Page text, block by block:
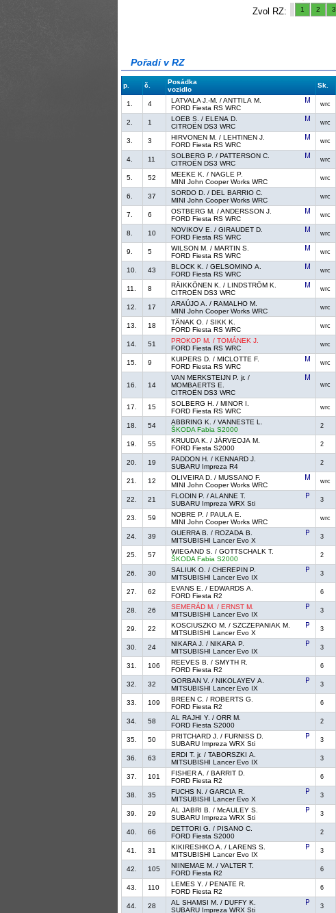
Zvol RZ: 1 2 3
Pořadí v RZ
p. č.
Posádka
vozidlo
Sk.
1.
4
LATVALA J.-M. / ANTTILA M.
FORD Fiesta RS WRC
wrc
2.
1
LOEB S. / ELENA D.
CITROËN DS3 WRC
wrc
3.
3
HIRVONEN M. / LEHTINEN J.
FORD Fiesta RS WRC
wrc
4.
11
SOLBERG P. / PATTERSON C.
CITROËN DS3 WRC
wrc
5.
52
MEEKE K. / NAGLE P.
MINI John Cooper Works WRC
wrc
6.
37
SORDO D. / DEL BARRIO C.
MINI John Cooper Works WRC
wrc
7.
6
OSTBERG M. / ANDERSSON J.
FORD Fiesta RS WRC
wrc
8.
10
NOVIKOV E. / GIRAUDET D.
FORD Fiesta RS WRC
wrc
9.
5
WILSON M. / MARTIN S.
FORD Fiesta RS WRC
wrc
10.
43
BLOCK K. / GELSOMINO A.
FORD Fiesta RS WRC
wrc
11.
8
RÄIKKÖNEN K. / LINDSTRÖM K.
CITROËN DS3 WRC
wrc
12.
17
ARAÚJO A. / RAMALHO M.
MINI John Cooper Works WRC
wrc
13.
18
TÄNAK O. / SIKK K.
FORD Fiesta RS WRC
wrc
14.
51
PROKOP M. / TOMÁNEK J.
FORD Fiesta RS WRC
wrc
15.
9
KUIPERS D. / MICLOTTE F.
FORD Fiesta RS WRC
wrc
16. 14
VAN MERKSTEIJN P. jr. /
MOMBAERTS E.
CITROËN DS3 WRC
wrc
17. 15
SOLBERG H. / MINOR I.
FORD Fiesta RS WRC
wrc
18.
54
ABBRING K. / VANNESTE L.
ŠKODA Fabia S2000
2
19.
55
KRUUDA K. / JÄRVEOJA M.
FORD Fiesta S2000
2
20.
19
PADDON H. / KENNARD J.
SUBARU Impreza R4
2
21.
12
OLIVEIRA D. / MUSSANO F.
MINI John Cooper Works WRC
wrc
22.
21
FLODIN P. / ALANNE T.
SUBARU Impreza WRX Sti
3
23.
59
NOBRE P. / PAULA E.
MINI John Cooper Works WRC
wrc
24.
39
GUERRA B. / ROZADA B.
MITSUBISHI Lancer Evo X
3
25.
57
WIEGAND S. / GOTTSCHALK T.
ŠKODA Fabia S2000
2
26.
30
SALIUK O. / CHEREPIN P.
MITSUBISHI Lancer Evo IX
3
27.
62
EVANS E. / EDWARDS A.
FORD Fiesta R2
6
28.
26
SEMERÁD M. / ERNST M.
MITSUBISHI Lancer Evo IX
3
29.
22
KOSCIUSZKO M. / SZCZEPANIAK M.
MITSUBISHI Lancer Evo X
3
30.
24
NIKARA J. / NIKARA P.
MITSUBISHI Lancer Evo IX
3
31.
106
REEVES B. / SMYTH R.
FORD Fiesta R2
6
32.
32
GORBAN V. / NIKOLAYEV A.
MITSUBISHI Lancer Evo IX
3
33.
109
BREEN C. / ROBERTS G.
FORD Fiesta R2
6
34.
58
AL RAJHI Y. / ORR M.
FORD Fiesta S2000
2
35.
50
PRITCHARD J. / FURNISS D.
SUBARU Impreza WRX Sti
3
36.
63
ERDI T. jr. / TABORSZKI A.
MITSUBISHI Lancer Evo IX
3
37.
101
FISHER A. / BARRIT D.
FORD Fiesta R2
6
38.
35
FUCHS N. / GARCIA R.
MITSUBISHI Lancer Evo X
3
39.
29
AL JABRI B. / McAULEY S.
SUBARU Impreza WRX Sti
3
40.
66
DETTORI G. / PISANO C.
FORD Fiesta S2000
2
41.
31
KIKIRESHKO A. / LARENS S.
MITSUBISHI Lancer Evo IX
3
42.
105
NIINEMAE M. / VALTER T.
FORD Fiesta R2
6
43.
110
LEMES Y. / PENATE R.
FORD Fiesta R2
6
44.
28
AL SHAMSI M. / DUFFY K.
SUBARU Impreza WRX Sti
3